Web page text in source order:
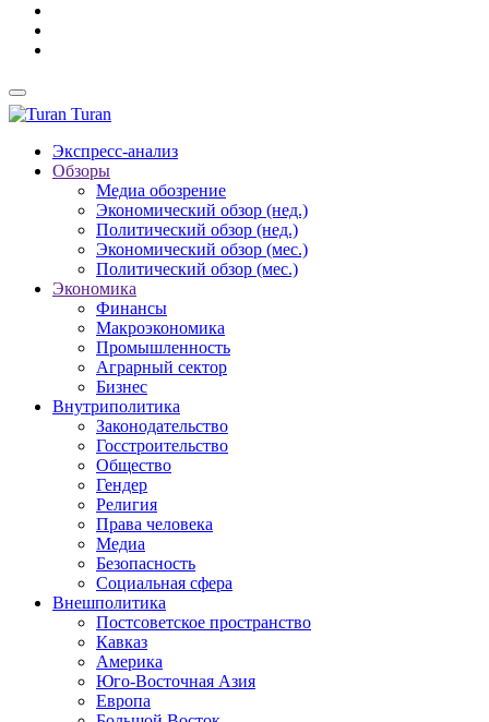
Turan
Экспресс-анализ
Обзоры
Медиа обозрение
Экономический обзор (нед.)
Политический обзор (нед.)
Экономический обзор (мес.)
Политический обзор (мес.)
Экономика
Финансы
Макроэкономика
Промышленность
Аграрный сектор
Бизнес
Внутриполитика
Законодательство
Госстроительство
Общество
Гендер
Религия
Права человека
Медиа
Безопасность
Социальная сфера
Внешполитика
Постсоветское пространство
Кавказ
Америка
Юго-Восточная Азия
Европа